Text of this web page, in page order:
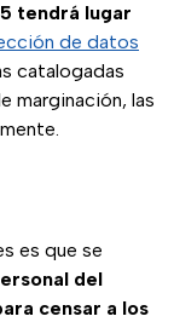
tendrá lugar
de datos
catalogadas
marginación, las
es que se
del
censar a los